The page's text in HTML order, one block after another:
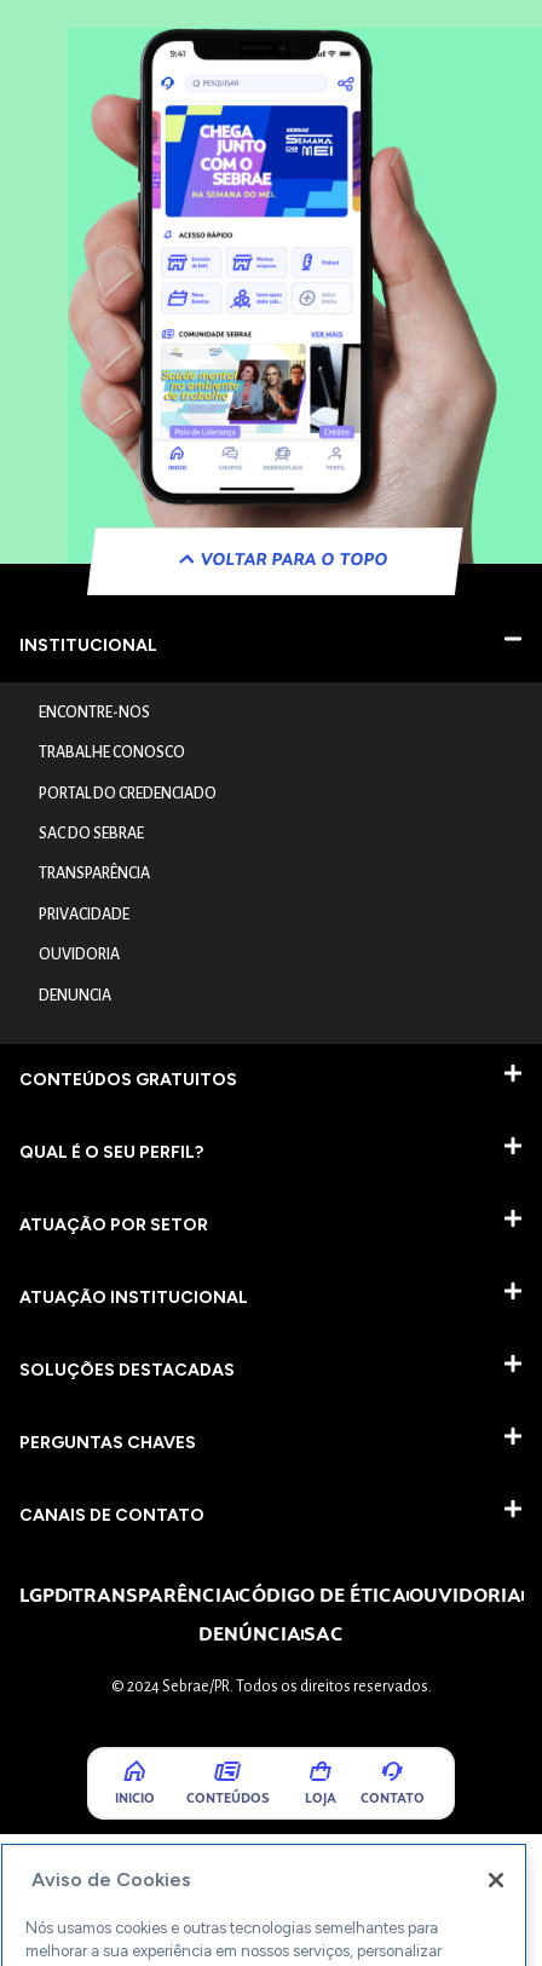
VOLTAR PARA O TOPO
INSTITUCIONAL
ENCONTRE-NOS
TRABALHE CONOSCO
PORTAL DO CREDENCIADO
SAC DO SEBRAE
TRANSPARÊNCIA
PRIVACIDADE
OUVIDORIA
DENUNCIA
CONTEÚDOS GRATUITOS
QUAL É O SEU PERFIL?
ATUAÇÃO POR SETOR
ATUAÇÃO INSTITUCIONAL
SOLUÇÕES DESTACADAS
PERGUNTAS CHAVES​
CANAIS DE CONTATO
LGPDTRANSPARÊNCIACÓDIGO DE ÉTICAOUVIDORIA
DENÚNCIASAC
© 2024 Sebrae/PR. Todos os direitos reservados.
INICIO CONTEÚDOS LOJA CONTATO
Aviso de Cookies
Nós usamos cookies e outras tecnologias semelhantes para
melhorar a sua experiência em nossos serviços, personalizar